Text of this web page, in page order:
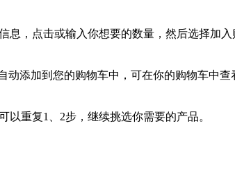
，点击或输入你想要的数量，然后选择加入
添加到您的购物车中，可在你的购物车中查
重复1、2步，继续挑选你需要的产品。